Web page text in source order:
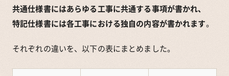
共通仕様書にはあらゆる工事に共通する事項が書かれ、
特記仕様書には各工事における独自の内容が書かれます。
それぞれの違いを、以下の表にまとめました。